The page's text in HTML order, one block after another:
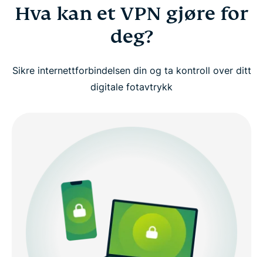
Hvordan fungerer et VPN?
Avanserte VPN-konsepter (for erfarne brukere)
Gratis VPN kontra premium VPN: Hva er forskjellen
Bruk ExpressVPN på alle enhetene dine
Kom i gang med ExpressVPN med tre enkle steg
Hva kan et VPN gjøre for
deg?
Sikre internettforbindelsen din og ta kontroll over ditt
digitale fotavtrykk